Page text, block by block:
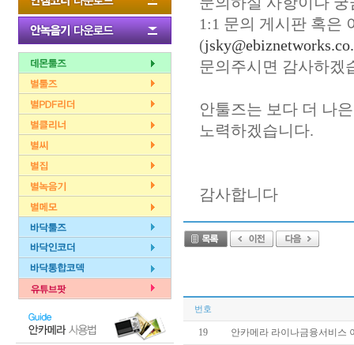
1:1 문의 게시판 혹은
(
문의주시면 감사하겠
안툴즈는 보다 더 나
노력하겠습니다.
감사합니다
번호
19 안카메라 라이나금융서비스